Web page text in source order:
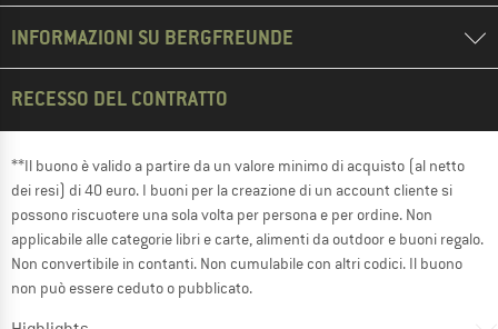
INFORMAZIONI SU BERGFREUNDE
RECESSO DEL CONTRATTO
**Il buono è valido a partire da un valore minimo di acquisto (al netto
dei resi) di 40 euro. I buoni per la creazione di un account cliente si
possono riscuotere una sola volta per persona e per ordine. Non
applicabile alle categorie libri e carte, alimenti da outdoor e buoni regalo.
Non convertibile in contanti. Non cumulabile con altri codici. Il buono
non può essere ceduto o pubblicato.